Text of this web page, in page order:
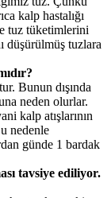
kalp hastalığı
tuz tüketimlerini
düşürülmüş tuzlara
Bunun dışında
neden olurlar.
kalp atışlarının
nedenle
günde 1 bardak
tavsiye ediliyor.